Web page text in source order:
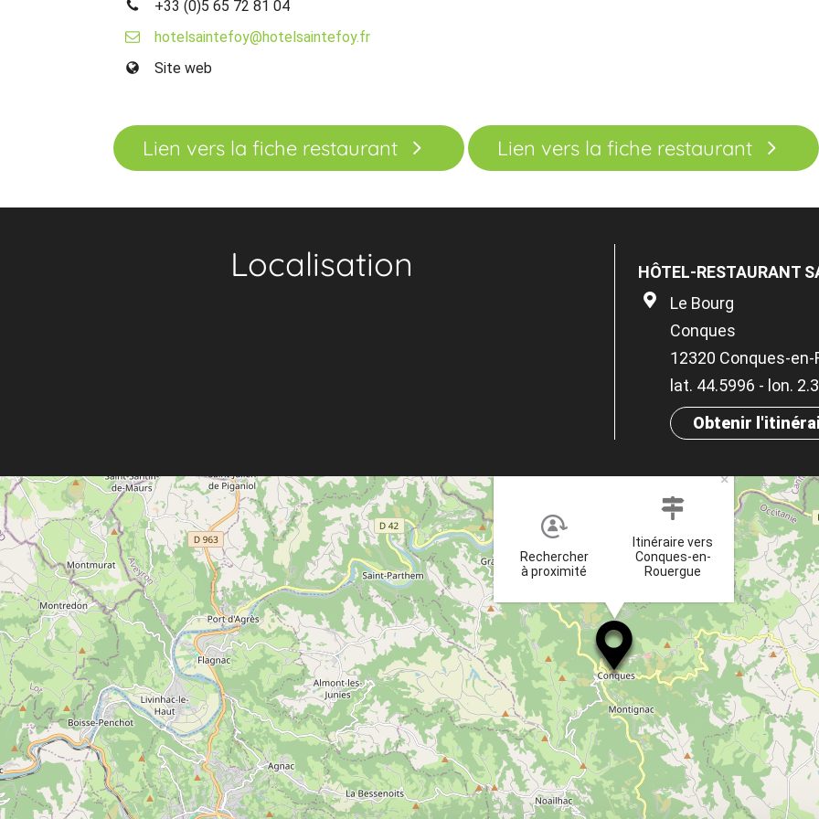
+33 (0)5 65 72 81 04
hotelsaintefoy@hotelsaintefoy.fr
Site web
Lien vers la fiche restaurant Lien vers la fiche restaurant
Localisation
HÔTEL-RESTAURANT
Le Bourg
Conques
12320 Conques-en-
lat. 44.5996 - lon.
Obtenir
Rechercher
à proximité
Itinéraire vers
Conques-en-
Rouergue
×